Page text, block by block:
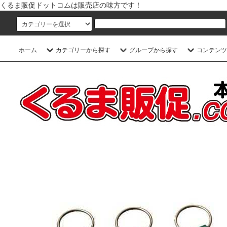
くるま販促ドットコムは販売店の味方です！
ホーム カテゴリーから探す グループから探す コンテン